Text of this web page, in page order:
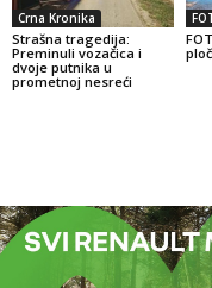
Crna Kronika
Strašna tragedija:
Preminuli vozačica i
dvoje putnika u
prometnoj nesreći